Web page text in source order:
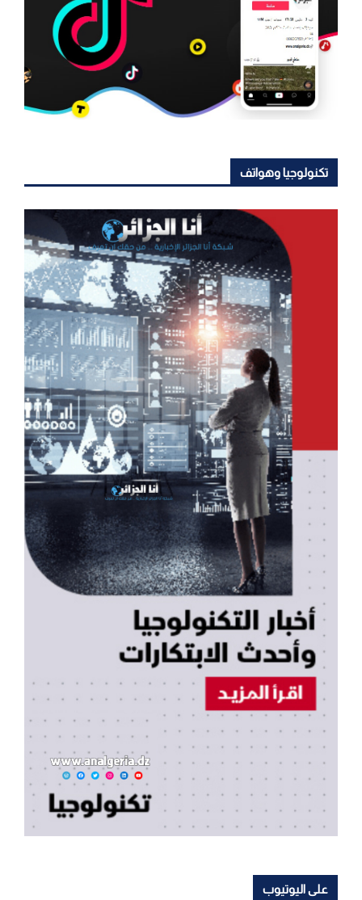
تكنولوجيا وهواتف
على اليوتيوب